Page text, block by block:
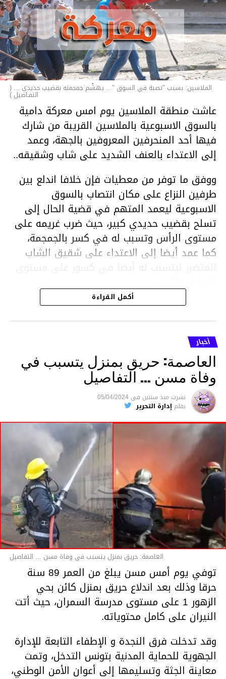
الملاسين: بسبب "نصبة في السوق "... يهشّم جمجمته بقضيب حديدي ... (
التفـاصيل )
عاشت منطقة الملاسين يوم امس معركة دامية
بالسوق الاسبوعية بالملاسين القريبة من شارك
فيها أحد المنحرفين المعروفين بالجهة، وعمد
إلى الاعتداء بالعنف الشديد على شاب وشقيقه..
ووفق ما توفر من معطيات فإن خلافا اندلع بين
طرفين النزاع على مكان انتصاب بالسوق
الاسبوعية ليعمد المتهم في قضية الحال إلى
تسلح بقضيب حديدي كبير، حيث ضرب غريمه على
مستوى الرأس وتسبب له في كسر بالجمجمة،
كما عمد أيضا إلى الاعتداء على شقيق الشاب
المتضرر ليتسبب له أيضا في كسور على مستوى
هذا وقد تمكن أعوان مركز الأمن الوطني بحي
هلال في توقيت قياسي من محاصرة المشتبه به
والقبض عليه وإحالته على التحقيق في خصوص
ما نُسبه إليه.
متابعة
قسم الاخبار
أكمل القراءة
أخبار
العاصمة: حريق بمنزل يتسبب في
وفاة مسن … التفاصيل
نشرت منذ سنتين فى 05/04/2024
بقلم إدارة التحرير
العاصمة: حريق بمنزل يتسبب في وفاة مسن ... التفاصيل
توفي يوم أمس مسن يبلغ من العمر 89 سنة
حرقا وذلك بعد اندلاع حريق بمنزل كائن بحي
الزهور 1 على مستوى مدرسة السمران، حيث أتت
النيران على كامل محتوياته.
وقد تدخلت فرق النجدة و الإطفاء التابعة للإدارة
الجهوية للحماية المدنية بتونس التدخل، وتمت
معاينة الجثة وتسليمها إلى أعوان الأمن الوطني،